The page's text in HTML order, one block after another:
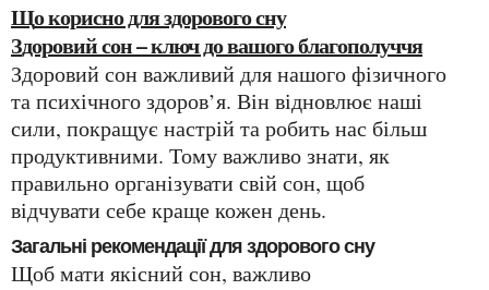
Що корисно для здорового сну
Здоровий сон – ключ до вашого благополуччя
Здоровий сон важливий для нашого фізичного
та психічного здоров’я. Він відновлює наші
сили, покращує настрій та робить нас більш
продуктивними. Тому важливо знати, як
правильно організувати свій сон, щоб
відчувати себе краще кожен день.
Загальні рекомендації для здорового сну
Щоб мати якісний сон, важливо